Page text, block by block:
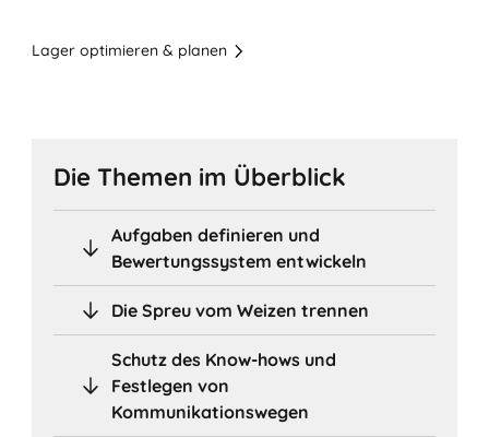
Lager optimieren & planen
Die Themen im Überblick
Aufgaben definieren und
Bewertungssystem entwickeln
Die Spreu vom Weizen trennen
Schutz des Know-hows und
Festlegen von
Kommunikationswegen